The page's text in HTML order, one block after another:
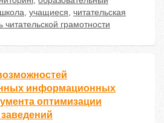
, учащиеся, читательская
читательской грамотности
информационных
оптимизации